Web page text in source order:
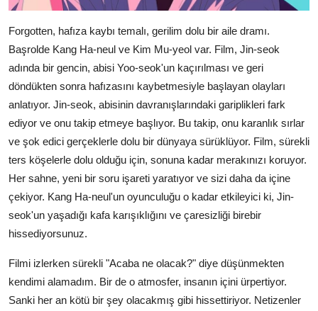
Forgotten, hafıza kaybı temalı, gerilim dolu bir aile dramı.
Başrolde Kang Ha-neul ve Kim Mu-yeol var. Film, Jin-seok
adında bir gencin, abisi Yoo-seok'un kaçırılması ve geri
döndükten sonra hafızasını kaybetmesiyle başlayan olayları
anlatıyor. Jin-seok, abisinin davranışlarındaki gariplikleri fark
ediyor ve onu takip etmeye başlıyor. Bu takip, onu karanlık sırlar
ve şok edici gerçeklerle dolu bir dünyaya sürüklüyor. Film, sürekli
ters köşelerle dolu olduğu için, sonuna kadar merakınızı koruyor.
Her sahne, yeni bir soru işareti yaratıyor ve sizi daha da içine
çekiyor. Kang Ha-neul'un oyunculuğu o kadar etkileyici ki, Jin-
seok'un yaşadığı kafa karışıklığını ve çaresizliği birebir
hissediyorsunuz.
Filmi izlerken sürekli "Acaba ne olacak?" diye düşünmekten
kendimi alamadım. Bir de o atmosfer, insanın içini ürpertiyor.
Sanki her an kötü bir şey olacakmış gibi hissettiriyor. Netizenler